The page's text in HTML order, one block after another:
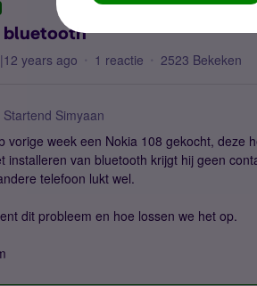
bluetooth
years ago 1 reactie 2523 Bekeken
Startend Simyaan
vorige week een Nokia 108 gekocht, deze
installeren van bluetooth krijgt hij geen
telefoon lukt wel.
dit probleem en hoe lossen we het op.